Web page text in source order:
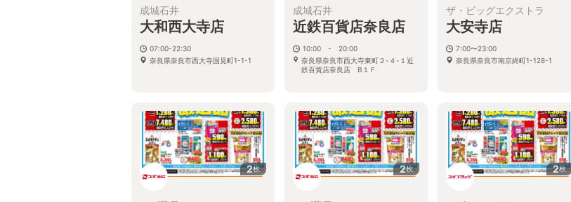
成城石井
大和西大寺店
07:00-22:30
奈良県奈良市西大寺国見町1-1-1
成城石井
近鉄百貨店奈良店
10:00 - 20:00
奈良県奈良市西大寺東町２-４-１近
鉄百貨店奈良店 B１Ｆ
ザ・ビッグエクストラ
大安寺店
7:00〜23:00
奈良県奈良市南京終町1-128-1
2枚 2枚 2枚